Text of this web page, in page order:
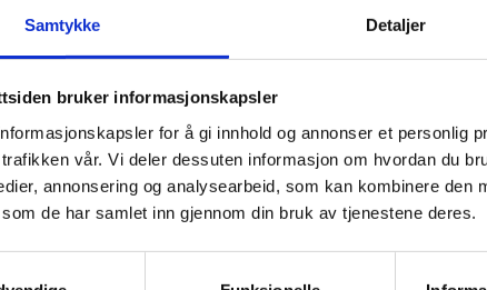
Samtykke Detaljer
bruker informasjonskapsler
for å gi innhold og annonser et personlig
vår. Vi deler dessuten informasjon om hvordan du
annonsering og analysearbeid, som kan kombinere den
de har samlet inn gjennom din bruk av tjenestene deres.
Tid
17. Sep 2026
Kl. 12.00 - 18.00